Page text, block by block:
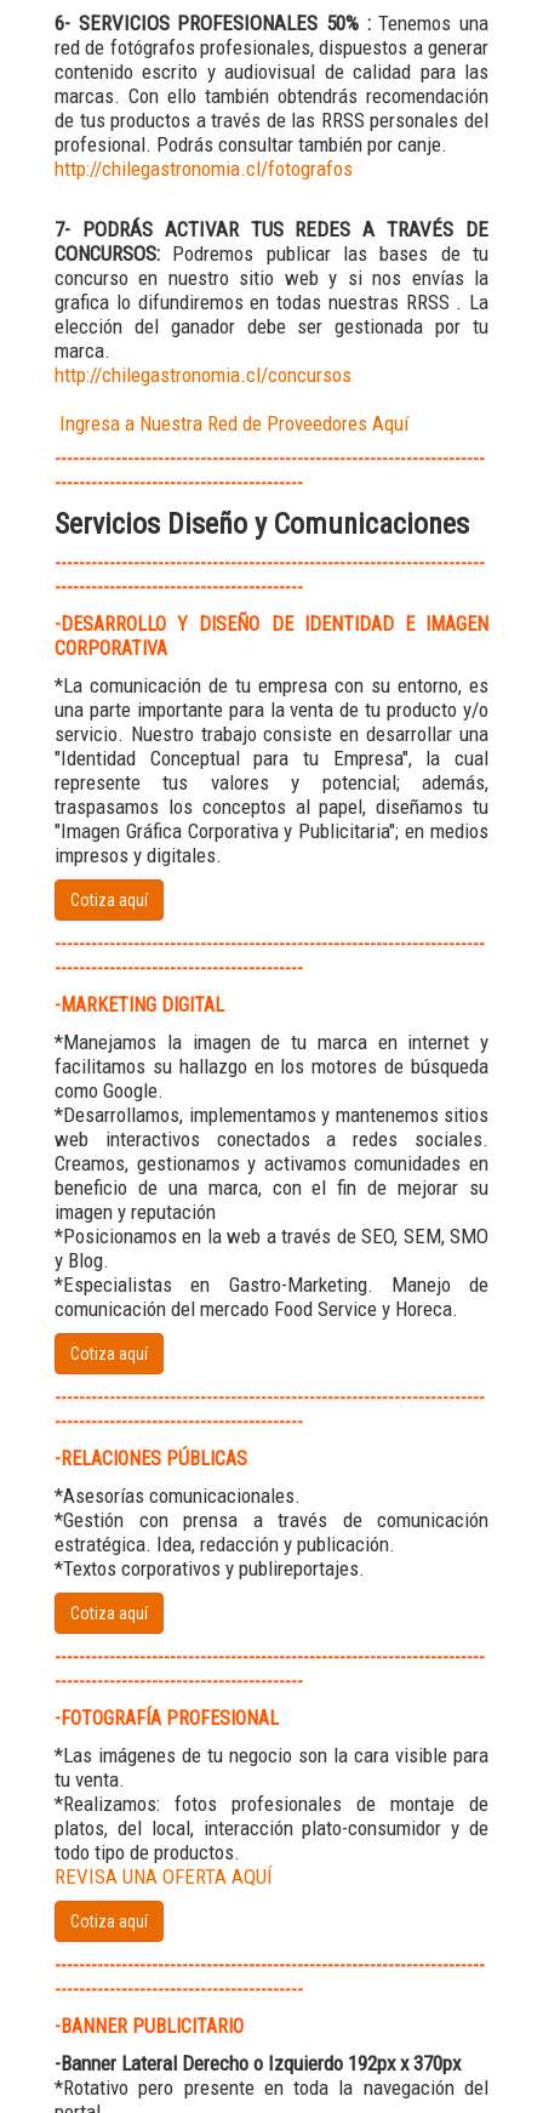
6- SERVICIOS PROFESIONALES 50% :Tenemos una
red de fotógrafos profesionales, dispuestos a generar
contenido escrito y audiovisual de calidad para las
marcas. Con ello también obtendrás recomendación
de tus productos a través de las RRSS personales del
profesional. Podrás consultar también por canje.
http://chilegastronomia.cl/fotografos
7- PODRÁS ACTIVAR TUS REDES A TRAVÉS DE
CONCURSOS: Podremos publicar las bases de tu
concurso en nuestro sitio web y si nos envías la
grafica lo difundiremos en todas nuestras RRSS . La
elección del ganador debe ser gestionada por tu
marca.
http://chilegastronomia.cl/concursos
Ingresa a Nuestra Red de Proveedores Aquí
-----------------------------------------------------------------------
-----------------------------------------
Servicios Diseño y Comunicaciones
-----------------------------------------------------------------------
-----------------------------------------
-DESARROLLO Y DISEÑO DE IDENTIDAD E IMAGEN
CORPORATIVA
*La comunicación de tu empresa con su entorno, es
una parte importante para la venta de tu producto y/o
servicio. Nuestro trabajo consiste en desarrollar una
"Identidad Conceptual para tu Empresa", la cual
represente tus valores y potencial; además,
traspasamos los conceptos al papel, diseñamos tu
"Imagen Gráfica Corporativa y Publicitaria"; en medios
impresos y digitales.
Cotiza aquí
-----------------------------------------------------------------------
-----------------------------------------
-MARKETING DIGITAL
*Manejamos la imagen de tu marca en internet y
facilitamos su hallazgo en los motores de búsqueda
como Google.
*Desarrollamos, implementamos y mantenemos sitios
web interactivos conectados a redes sociales.
Creamos, gestionamos y activamos comunidades en
beneficio de una marca, con el fin de mejorar su
imagen y reputación
*Posicionamos en la web a través de SEO, SEM, SMO
y Blog.
*Especialistas en Gastro-Marketing. Manejo de
comunicación del mercado Food Service y Horeca.
Cotiza aquí
-----------------------------------------------------------------------
-----------------------------------------
-RELACIONES PÚBLICAS
*Asesorías comunicacionales.
*Gestión con prensa a través de comunicación
estratégica. Idea, redacción y publicación.
*Textos corporativos y publireportajes.
Cotiza aquí
-----------------------------------------------------------------------
-----------------------------------------
-FOTOGRAFÍA PROFESIONAL
*Las imágenes de tu negocio son la cara visible para
tu venta.
*Realizamos: fotos profesionales de montaje de
platos, del local, interacción plato-consumidor y de
todo tipo de productos.
REVISA UNA OFERTA AQUÍ
Cotiza aquí
-----------------------------------------------------------------------
-----------------------------------------
-BANNER PUBLICITARIO
-Banner Lateral Derecho o Izquierdo 192px x 370px
*Rotativo pero presente en toda la navegación del